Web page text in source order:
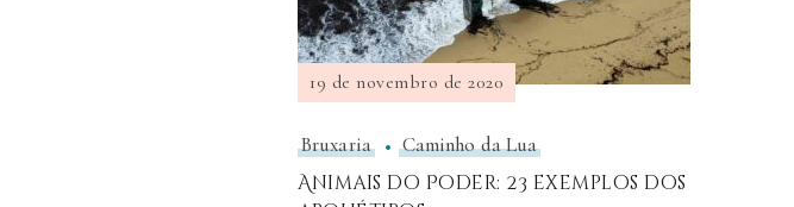
Bruxaria Caminho da Lua
Animais do Poder: 23 exemplos dos
19 de novembro de 2020